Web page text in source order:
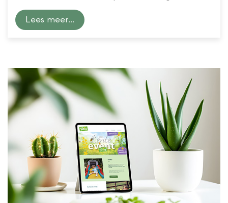
kamer- en tuinplanten.
Lees meer...